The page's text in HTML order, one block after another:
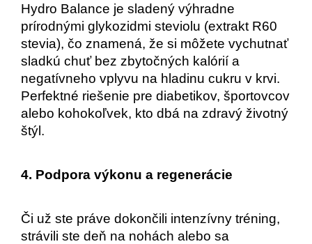
Hydro Balance je sladený výhradne
prírodnými glykozidmi steviolu (extrakt R60
stevia), čo znamená, že si môžete vychutnať
sladkú chuť bez zbytočných kalórií a
negatívneho vplyvu na hladinu cukru v krvi.
Perfektné riešenie pre diabetikov, športovcov
alebo kohokoľvek, kto dbá na zdravý životný
štýl.
4. Podpora výkonu a regenerácie
Či už ste práve dokončili intenzívny tréning,
strávili ste deň na nohách alebo sa